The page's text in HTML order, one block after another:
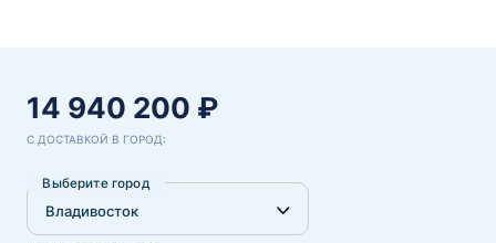
14 940 200 ₽
С ДОСТАВКОЙ В ГОРОД:
Выберите город